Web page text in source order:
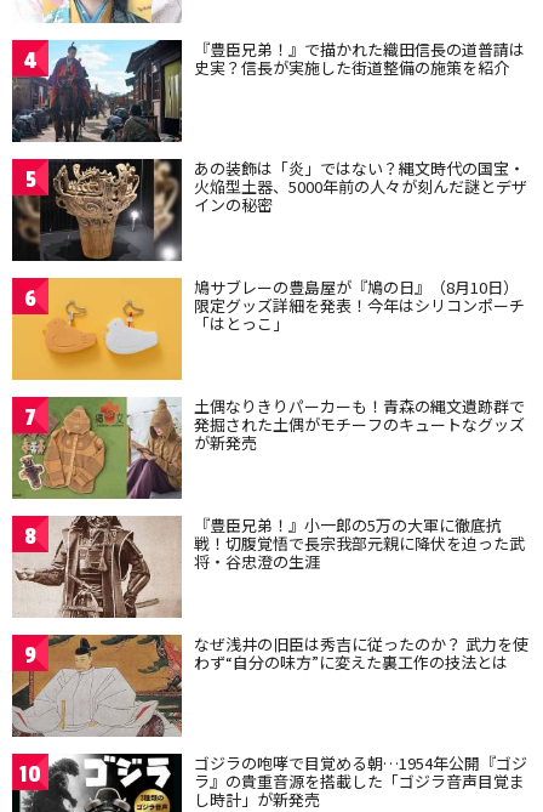
4 『豊臣兄弟！』で描かれた織田信長の道普請は
史実？信長が実施した街道整備の施策を紹介
5 あの装飾は「炎」ではない？縄文時代の国宝・
火焔型土器、5000年前の人々が刻んだ謎とデザ
インの秘密
6 鳩サブレーの豊島屋が『鳩の日』（8月10日）
限定グッズ詳細を発表！今年はシリコンポーチ
「はとっこ」
7 土偶なりきりパーカーも！青森の縄文遺跡群で
発掘された土偶がモチーフのキュートなグッズ
が新発売
8 『豊臣兄弟！』小一郎の5万の大軍に徹底抗
戦！切腹覚悟で長宗我部元親に降伏を迫った武
将・谷忠澄の生涯
9 なぜ浅井の旧臣は秀吉に従ったのか？ 武力を使
わず“自分の味方”に変えた裏工作の技法とは
10 ゴジラの咆哮で目覚める朝…1954年公開『ゴジ
ラ』の貴重音源を搭載した「ゴジラ音声目覚ま
し時計」が新発売